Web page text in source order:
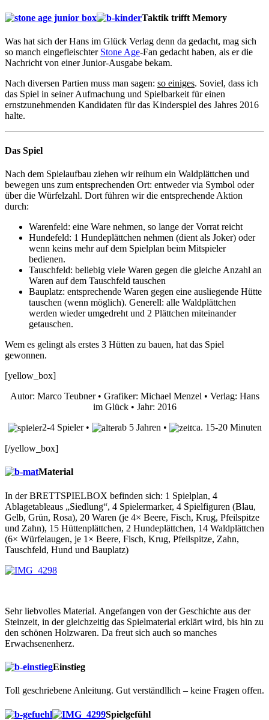
Taktik trifft Memory
Was hat sich der Hans im Glück Verlag denn da gedacht, mag sich
so manch eingefleischter Stone Age-Fan gedacht haben, als er die
Nachricht von einer Junior-Ausgabe bekam.
Nach diversen Partien muss man sagen: so einiges. Soviel, dass ich
das Spiel in seiner Aufmachung und Spielbarkeit für einen
ernstzunehmenden Kandidaten für das Kinderspiel des Jahres 2016
halte.
Das Spiel
Nach dem Spielaufbau ziehen wir reihum ein Waldplättchen und
bewegen uns zum entsprechenden Ort: entweder via Symbol oder
über die Würfelzahl. Dort führen wir die entsprechende Aktion
durch:
Warenfeld: eine Ware nehmen, so lange der Vorrat reicht
Hundefeld: 1 Hundeplättchen nehmen (dient als Joker) oder
wenn keins mehr auf dem Spielplan beim Mitspieler
bedienen.
Tauschfeld: beliebig viele Waren gegen die gleiche Anzahl an
Waren auf dem Tauschfeld tauschen
Bauplatz: entsprechende Waren gegen eine ausliegende Hütte
tauschen (wenn möglich). Generell: alle Waldplättchen
werden wieder umgedreht und 2 Plättchen miteinander
getauschen.
Wem es gelingt als erstes 3 Hütten zu bauen, hat das Spiel
gewonnen.
[yellow_box]
Autor: Marco Teubner • Grafiker: Michael Menzel • Verlag: Hans
im Glück • Jahr: 2016
2-4 Spieler •
ab 5 Jahren • ca. 15-20 Minuten
[/yellow_box]
Material
In der BRETTSPIELBOX befinden sich: 1 Spielplan, 4
Ablagetableaus „Siedlung“, 4 Spielermarker, 4 Spielfiguren (Blau,
Gelb, Grün, Rosa), 20 Waren (je 4× Beere, Fisch, Krug, Pfeilspitze
und Zahn), 15 Hüttenplättchen, 2 Hundeplättchen, 14 Waldplättchen
(6× Würfelaugen, je 1× Beere, Fisch, Krug, Pfeilspitze, Zahn,
Tauschfeld, Hund und Bauplatz)
Sehr liebvolles Material. Angefangen von der Geschichte aus der
Steinzeit, in der gleichzeitig das Spielmaterial erklärt wird, bis hin zu
den schönen Holzwaren. Da freut sich auch so manches
Erwachsenenherz.
Einstieg
Toll geschriebene Anleitung. Gut verständllich – keine Fragen offen.
Spielgefühl